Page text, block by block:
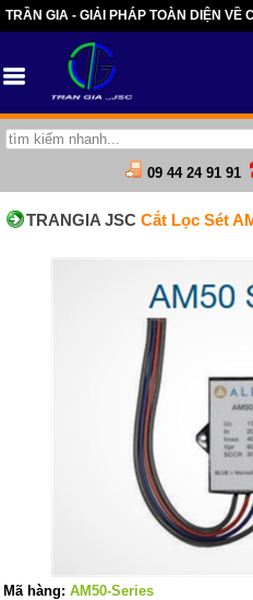
TRẦN GIA - GIẢI PHÁP TOÀN DIỆN VỀ
09 44 24 91 91
TRANGIA JSC Cắt Lọc Sét
Mã hàng: AM50-Series